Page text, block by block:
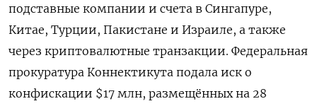
подставные компании и счета в Сингапуре,
Китае, Турции, Пакистане и Израиле, а также
через криптовалютные транзакции. Федеральная
прокуратура Коннектикута подала иск о
конфискации $17 млн, размещённых на 28